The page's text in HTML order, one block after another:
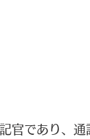
官であり、